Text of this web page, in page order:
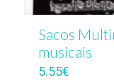
Sacos
musicais
5.55€